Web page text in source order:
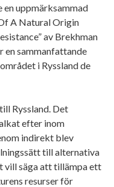
en uppmärksammad
A Natural Origin
av Brekhman
en sammanfattande
i Ryssland de
Ryssland. Det
efter inom
indirekt blev
till alternativa
vill säga att tillämpa ett
resurser för